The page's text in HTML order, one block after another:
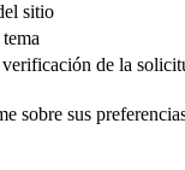
sitio
de la
sobre sus